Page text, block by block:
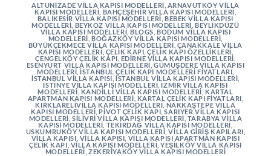
ALTUNIZADE VILLA KAPISI MODELLERI ARNAVUTKÖY VILLA
KAPISI MODELLERI BAHÇEŞEHIR VILLA KAPISI MODELLERI
BALIKESIR VILLA KAPISI MODELLERI BEBEK VILLA KAPISI
MODELLERI BEYKOZ VILLA KAPISI MODELLERI BEYLIKDÜZÜ
VILLA KAPISI MODELLERI ,BLOGS ,BODUM VILLA KAPISI
MODELLERI ,BOĞAZKÖY VILLA KAPISI MODELLERI
BÜYÜKÇEKMECE VILLA KAPISI MODELLERI ÇANAKKALE VILLA
KAPISI MODELLERI ÇELIK KAPI ,ÇELIK KAPI ÖZELLIKLERI
ÇENGELKÖY ÇELIK KAPI EDIRNE VILLA KAPISI MODELLERI
ESENYURT VILLA KAPISI MODELLERI ,GÜMÜŞDERE VILLA KAPISI
MODELLERI ,İSTANBUL ÇELIK KAPI MODELLERI FIYATLARI
İSTANBUL VILLA KAPISI İSTANBUL VILLA KAPISI MODELLERI
İSTINYE VILLA KAPISI MODELLERI ,İZMIR VILLA KAPISI
MODELLERI KANDILLI VILLA KAPISI MODELLERI KARTAL
APARTMAN KAPISI MODELLERI KARTAL ÇELIK KAPI FIYATLARI
KIRKLARELIVILLA KAPISI MODELLERI NAKKAŞTEPE VILLA
KAPISI MODELLERI PIVOT ÇELIK KAPI ,SARIYER VILLA KAPISI
MODELLERI SILIVRI VILLA KAPISI MODELLERI TARABYA VILLA
KAPISI MODELLERI TEKIRDAĞ VILLA KAPISI MODELLERI
USKUMRUKÖY VILLA KAPISI MODELLERI ,VILLA GIRIŞ KAPILARI
VILLA KAPISI VILLA KAPISI VILLA KAPISI APARTMAN KAPISI
ÇELIK KAPI VILLA KAPISI MODELLERI ,YEŞILKÖY VILLA KAPISI
MODELLERI ,ZEKERIYAKÖY VILLA KAPISI MODELLERI